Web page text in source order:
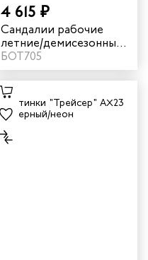
4 615 ₽
Сандалии рабочие
летние/демисезонные
"Трейсер" AX18 с КП/КС
цвет черный/голубой
БОТ705